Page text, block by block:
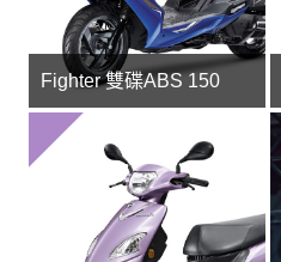
Fighter 雙碟ABS 150